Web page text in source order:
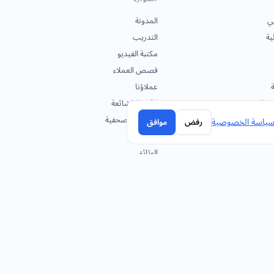
المدونة
التدريب
مكتبة الفيديو
قصص العملاء
عملاؤنا
الأسئلة الشائعة
البيانات الصحفية
الأكاديمية
الوثائق
سياسة الخصوصية رفض موافق